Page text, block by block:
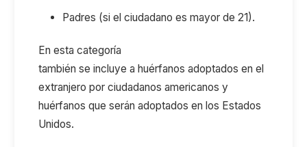
Padres (si el ciudadano es mayor de 21).
En esta categoría
también se incluye a huérfanos adoptados en el
extranjero por ciudadanos americanos y
huérfanos que serán adoptados en los Estados
Unidos.